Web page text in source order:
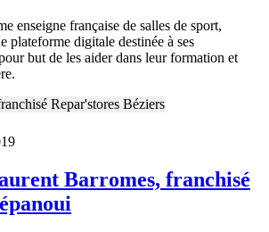
enseigne française de salles de sport,
plateforme digitale destinée à ses
but de les aider dans leur formation et
Barromes, franchisé